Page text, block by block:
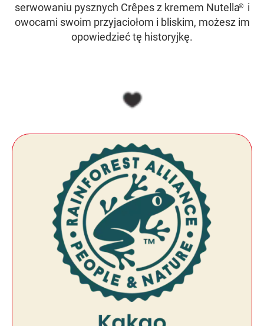
serwowaniu pysznych Crêpesz kremem Nutella®
i
owocami swoim przyjaciołom i bliskim, możesz im
opowiedzieć tę historyjkę.